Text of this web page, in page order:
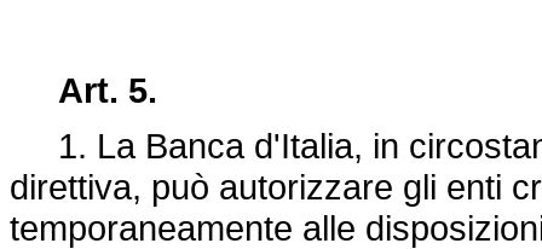
Art. 5.
1. La Banca d'Italia, in
direttiva, può autorizzare gli enti
temporaneamente alle